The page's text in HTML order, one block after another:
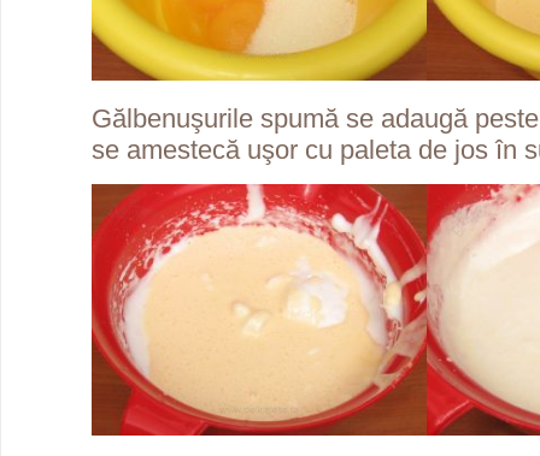
Gălbenuşurile spumă se adaugă
se amestecă uşor cu paleta de jos în